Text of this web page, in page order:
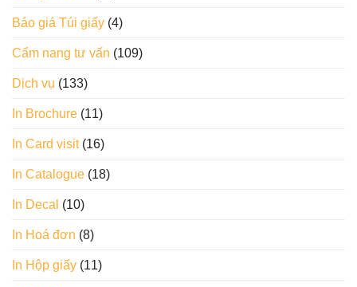
Báo giá Túi giấy (4)
Cẩm nang tư vấn (109)
Dịch vụ (133)
In Brochure (11)
In Card visit(16)
In Catalogue (18)
In Decal (10)
In Hoá đơn (8)
In Hộp giấy (11)